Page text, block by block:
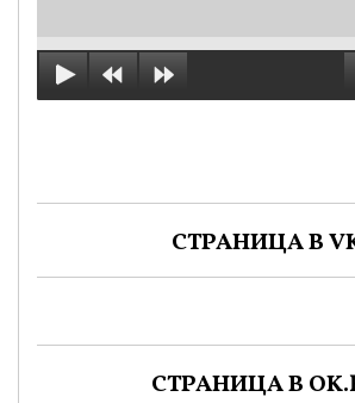
СТРАНИЦА В
СТРАНИЦА В